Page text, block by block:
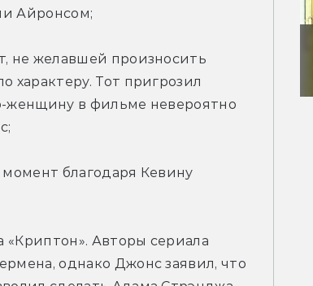
Айронсом;
не желавшей произносить
характеру. Тот пригрозил
женщину в фильме невероятно
момент благодаря Кевину
«Криптон». Авторы сериала
однако Джонс заявил, что